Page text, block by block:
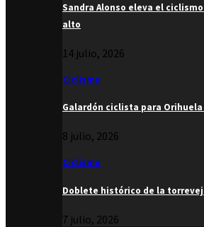
Sandra Alonso eleva el
alto
14 julio, 2026
Ciclismo
Galardón ciclista para
8 julio, 2026
Ciclismo
Doblete histórico de la
7 julio, 2026